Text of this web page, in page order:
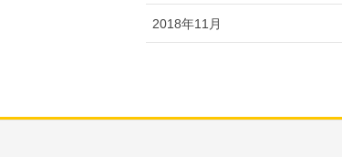
2018年11月